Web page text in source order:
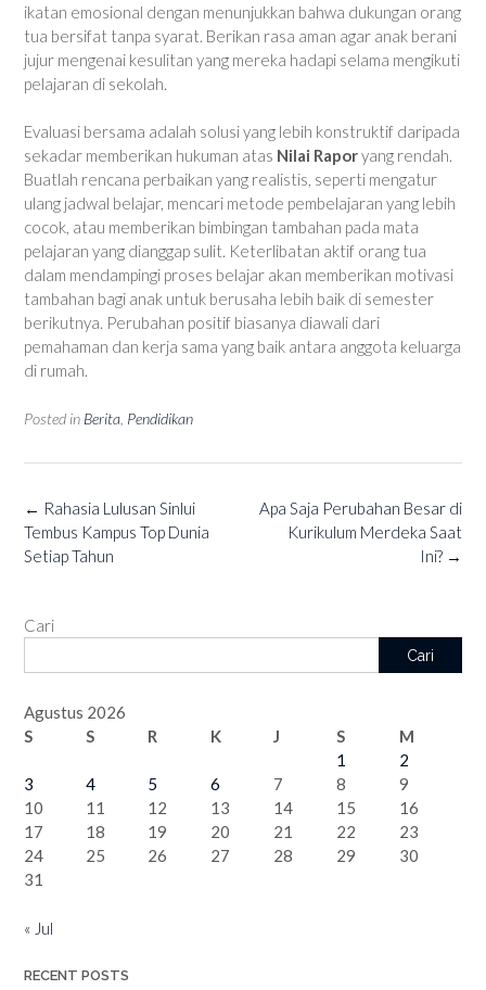
ikatan emosional dengan menunjukkan bahwa dukungan orang
tua bersifat tanpa syarat. Berikan rasa aman agar anak berani
jujur mengenai kesulitan yang mereka hadapi selama mengikuti
pelajaran di sekolah.
Evaluasi bersama adalah solusi yang lebih konstruktif daripada
sekadar memberikan hukuman atas Nilai Raporyang rendah.
Buatlah rencana perbaikan yang realistis, seperti mengatur
ulang jadwal belajar, mencari metode pembelajaran yang lebih
cocok, atau memberikan bimbingan tambahan pada mata
pelajaran yang dianggap sulit. Keterlibatan aktif orang tua
dalam mendampingi proses belajar akan memberikan motivasi
tambahan bagi anak untuk berusaha lebih baik di semester
berikutnya. Perubahan positif biasanya diawali dari
pemahaman dan kerja sama yang baik antara anggota keluarga
di rumah.
Posted in Berita Pendidikan
Post
navigation
Apa Saja Perubahan Besar di
Kurikulum Merdeka Saat
Ini? →
← Rahasia Lulusan Sinlui
Tembus Kampus Top Dunia
Setiap Tahun
Cari
Cari
Agustus 2026
S
S R K J S
M
1
2
3
4 5 6 7 8
9
10
11 12 13 14 15
16
17
18 19 20 21 22
23
24
25 26 27 28 29
30
31
« Jul
RECENT POSTS